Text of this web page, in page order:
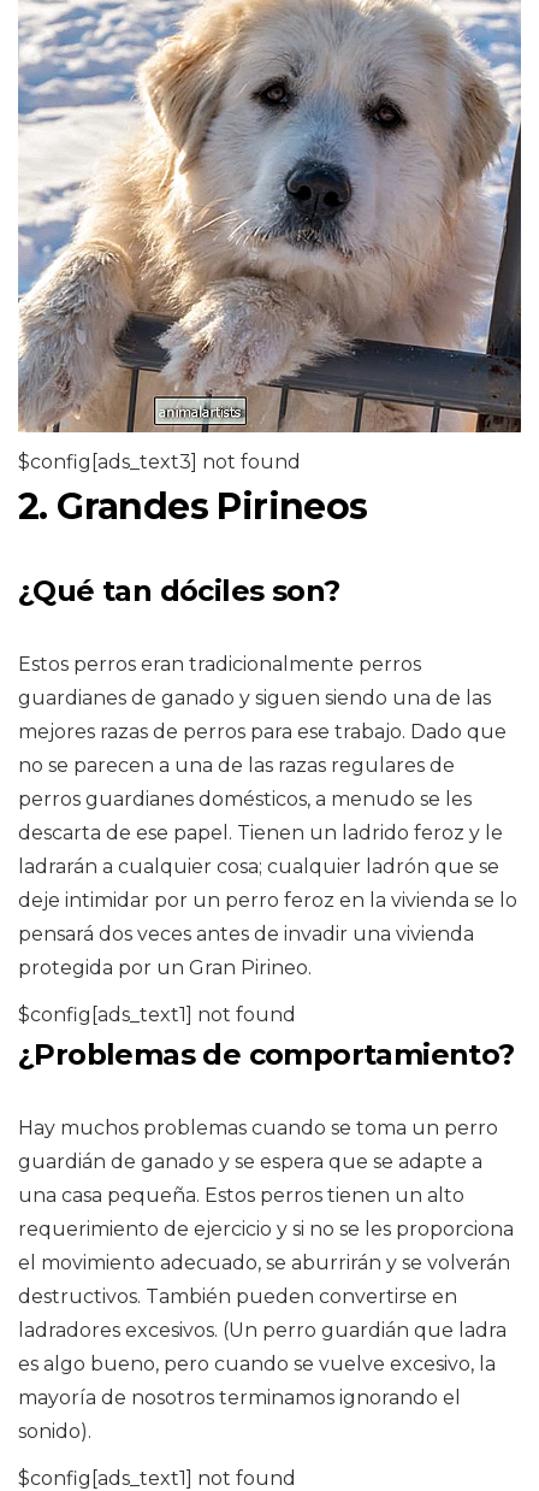
$config[ads_text3] not found
2. Grandes Pirineos
¿Qué tan dóciles son?
Estos perros eran tradicionalmente perros
guardianes de ganado y siguen siendo una de las
mejores razas de perros para ese trabajo. Dado que
no se parecen a una de las razas regulares de
perros guardianes domésticos, a menudo se les
descarta de ese papel. Tienen un ladrido feroz y le
ladrarán a cualquier cosa; cualquier ladrón que se
deje intimidar por un perro feroz en la vivienda se lo
pensará dos veces antes de invadir una vivienda
protegida por un Gran Pirineo.
$config[ads_text1] not found
¿Problemas de comportamiento?
Hay muchos problemas cuando se toma un perro
guardián de ganado y se espera que se adapte a
una casa pequeña. Estos perros tienen un alto
requerimiento de ejercicio y si no se les proporciona
el movimiento adecuado, se aburrirán y se volverán
destructivos. También pueden convertirse en
ladradores excesivos. (Un perro guardián que ladra
es algo bueno, pero cuando se vuelve excesivo, la
mayoría de nosotros terminamos ignorando el
sonido).
$config[ads_text1] not found